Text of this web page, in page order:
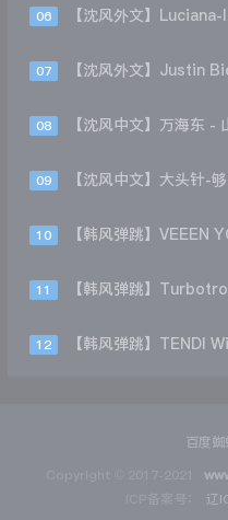
06
07
08
09 【沈风中文】大头针-
10
11
12
百度蜘
辽